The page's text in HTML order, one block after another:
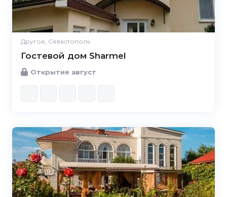
Другое, Севастополь
Гостевой дом Sharmel
Открытие август